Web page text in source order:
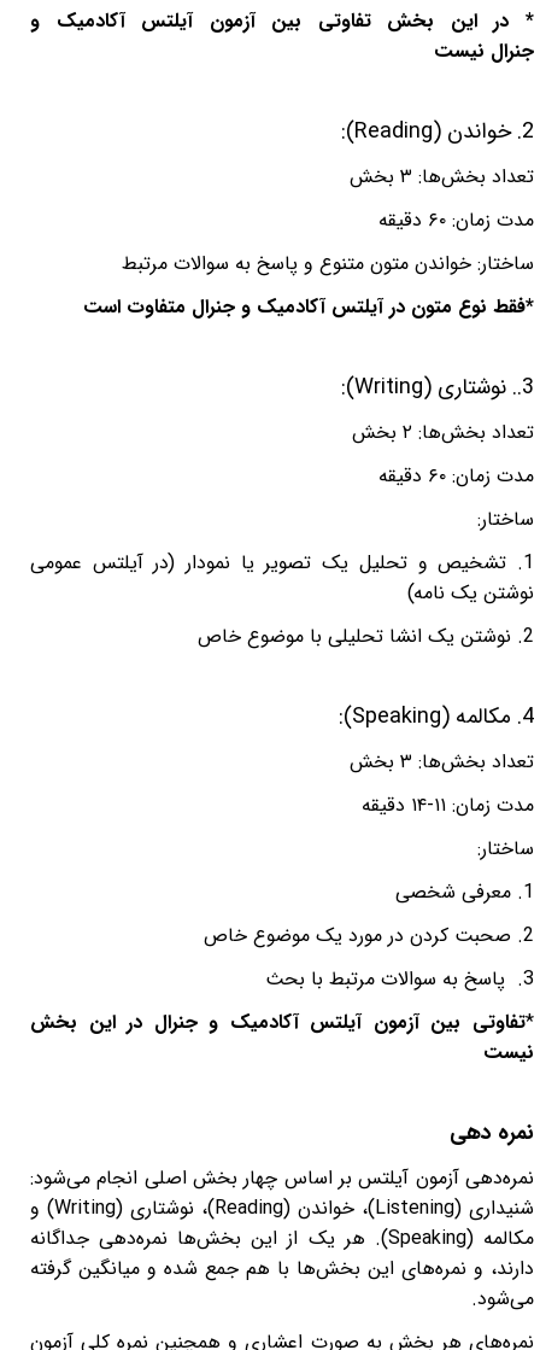
* در این بخش تفاوتی بین آزمون آیلتس آکادمیک و
جنرال نیست
2. خواندن (Reading):
تعداد بخش‌ها: ۳ بخش
مدت زمان: ۶۰ دقیقه
ساختار: خواندن متون متنوع و پاسخ به سوالات مرتبط
*فقط نوع متون در آیلتس آکادمیک و جنرال متفاوت است
3.
.نوشتاری (Writing):
تعداد بخش‌ها: ۲ بخش
مدت زمان: ۶۰ دقیقه
ساختار:
1. تشخیص و تحلیل یک تصویر یا نمودار (در آیلتس عمومی
نوشتن یک نامه)
2. نوشتن یک انشا تحلیلی با موضوع خاص
4. مکالمه (Speaking):
تعداد بخش‌ها: ۳ بخش
مدت زمان: ۱۱-۱۴ دقیقه
ساختار:
1. معرفی شخصی
2. صحبت کردن در مورد یک موضوع خاص
3.
پاسخ به سوالات مرتبط با بحث
*تفاوتی بین آزمون آیلتس آکادمیک و جنرال در این بخش
نیست
نمره دهی
نمره‌دهی آزمون آیلتس بر اساس چهار بخش اصلی انجام می‌شود:
شنیداری (Listening) ، خواندن (Reading) ، نوشتاری (Writing)
و
مکالمه (Speaking).
هر یک از این بخش‌ها نمره‌دهی جداگانه
دارند، و نمره‌های این بخش‌ها با هم جمع شده و میانگین گرفته
می‌شود.
نمره‌های هر بخش به صورت اعشاری و همچنین نمره کلی آزمون